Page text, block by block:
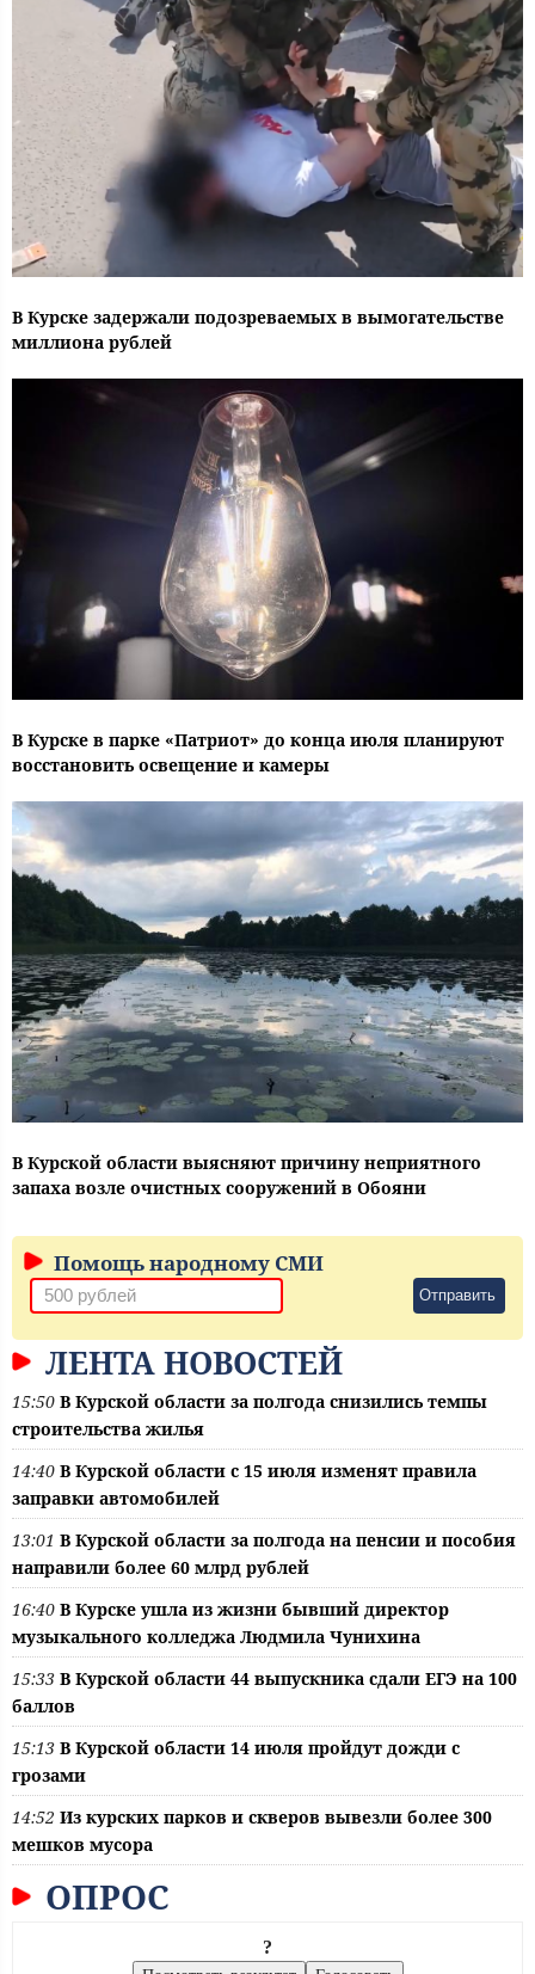
В Курске задержали подозреваемых в вымогательстве
миллиона рублей
В Курске в парке «Патриот» до конца июля планируют
восстановить освещение и камеры
В Курской области выясняют причину неприятного
запаха возле очистных сооружений в Обояни
Помощь народному СМИ
Отправить
ЛЕНТА НОВОСТЕЙ
15:50 В Курской области за полгода снизились темпы
строительства жилья
14:40 В Курской области с 15 июля изменят правила
заправки автомобилей
13:01 В Курской области за полгода на пенсии и пособия
направили более 60 млрд рублей
16:40 В Курске ушла из жизни бывший директор
музыкального колледжа Людмила Чунихина
15:33 В Курской области 44 выпускника сдали ЕГЭ на 100
баллов
15:13 В Курской области 14 июля пройдут дожди с
грозами
14:52 Из курских парков и скверов вывезли более 300
мешков мусора
ОПРОС
?